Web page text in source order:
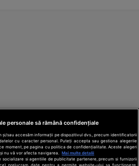
personale să rămână confidențiale
și/sau accesăm informații pe dispozitivul dvs., precum identificatorii
cu caracter personal. Puteți accepta sau gestiona alegerile
moment, pe pagina cu politica de confidențialitate. Aceste alegeri
nu vă vor afecta navigarea.
Mai multe detalii
socializare si agentiile de publicitate partenere, precum si furnizorii
prelucram date pentru a permite website-ului sa functioneze,